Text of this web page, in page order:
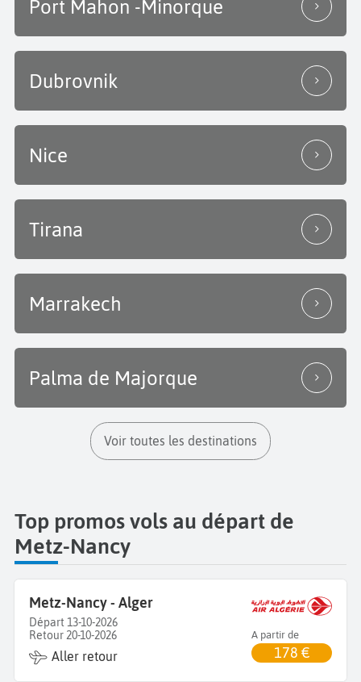
Port Mahon -Minorque
Dubrovnik
Nice
Tirana
Marrakech
Palma de Majorque
Voir toutes les destinations
Top promos vols au départ de
Metz-Nancy
Metz-Nancy - Alger
Départ 13-10-2026
Retour 20-10-2026
Aller retour
A partir de
178 €